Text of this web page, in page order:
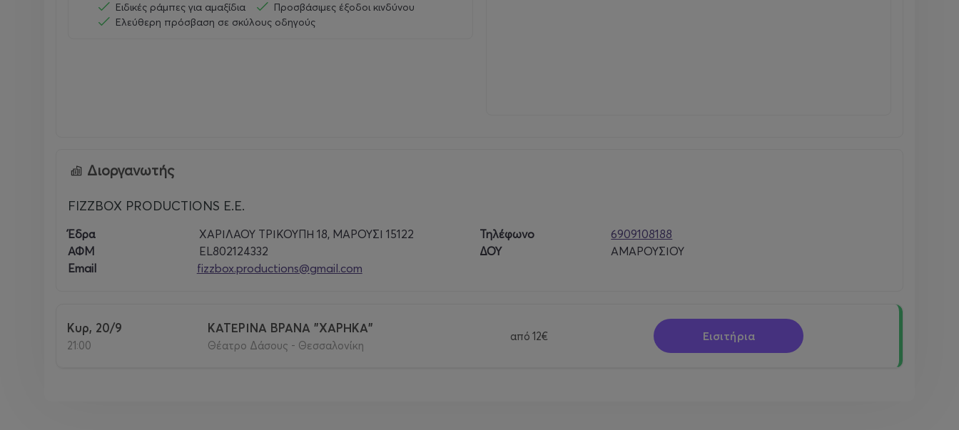
Ειδικές ράμπες για αμαξίδια
Προσβάσιμες έξοδοι κινδύνου
Ελεύθερη πρόσβαση σε σκύλους οδηγούς
Διοργανωτής
FIZZBOX PRODUCTIONS E.E.
Έδρα ΧΑΡΙΛΑΟΥ ΤΡΙΚΟΥΠΗ 18, ΜΑΡΟΥΣΙ 15122 Τηλέφωνο
6909108188
ΑΦΜ
EL802124332 ΔΟΥ
ΑΜΑΡΟΥΣΙΟΥ
Email
fizzbox.productions@gmail.com
Κυρ, 20/9
21:00
ΚΑΤΕΡΙΝΑ ΒΡΑΝΑ "ΧΑΡΗΚΑ"
Θέατρο Δάσους - Θεσσαλονίκη
από 12€ Εισιτήρια